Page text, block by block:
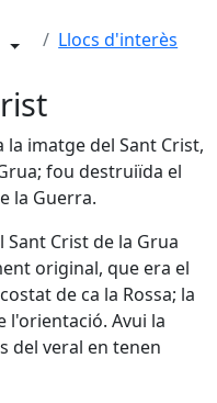
Llocs d'interès
imatge del Sant Crist,
fou destruiïda el
la Guerra.
Crist de la Grua
original, que era el
de ca la Rossa; la
l'orientació. Avui la
del veral en tenen